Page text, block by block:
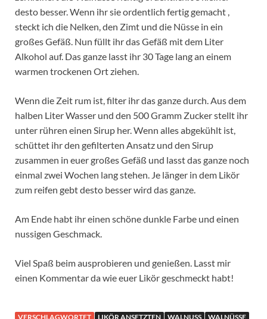
desto besser. Wenn ihr sie ordentlich fertig gemacht ,
steckt ich die Nelken, den Zimt und die Nüsse in ein
großes Gefäß. Nun füllt ihr das Gefäß mit dem Liter
Alkohol auf. Das ganze lasst ihr 30 Tage lang an einem
warmen trockenen Ort ziehen.
Wenn die Zeit rum ist, filter ihr das ganze durch. Aus dem
halben Liter Wasser und den 500 Gramm Zucker stellt ihr
unter rühren einen Sirup her. Wenn alles abgekühlt ist,
schüttet ihr den gefilterten Ansatz und den Sirup
zusammen in euer großes Gefäß und lasst das ganze noch
einmal zwei Wochen lang stehen. Je länger in dem Likör
zum reifen gebt desto besser wird das ganze.
Am Ende habt ihr einen schöne dunkle Farbe und einen
nussigen Geschmack.
Viel Spaß beim ausprobieren und genießen. Lasst mir
einen Kommentar da wie euer Likör geschmeckt habt!
VERSCHLAGWORTET LIKÖR ANSETZTEN WALNUSS WALNÜSSE